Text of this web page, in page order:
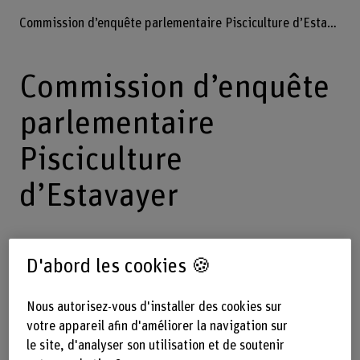
Commission d’enquête parlementaire Pisciculture d’Estavayer
Commission d’enquête
parlementaire
Pisciculture
d’Estavayer
Les buts de cette étude sont de
ont été faits lors de la construction et
d’analyser les erreurs et les
D'abord les cookies 🍪
Nous autorisez-vous d'installer des cookies sur
votre appareil afin d'améliorer la navigation sur
le site, d'analyser son utilisation et de soutenir